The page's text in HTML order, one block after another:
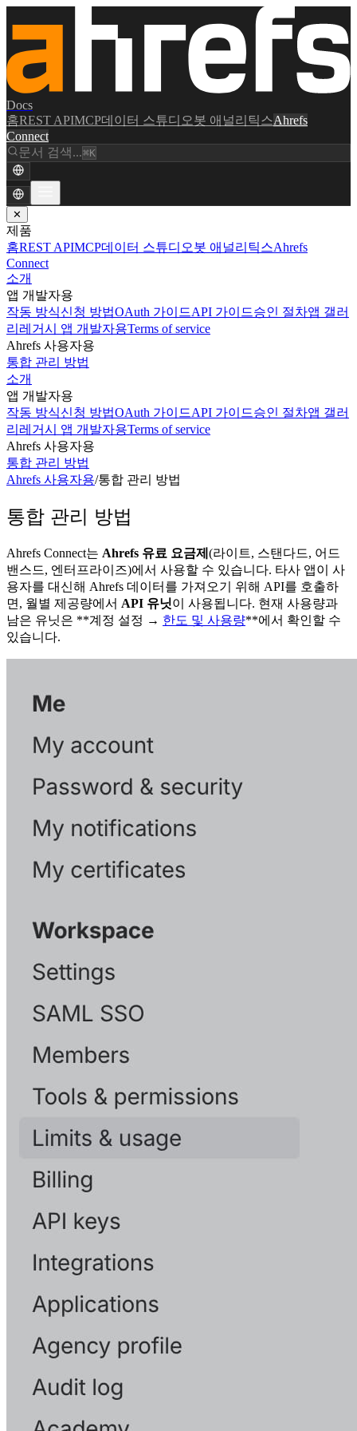
Docs
홈REST APIMCP데이터 스튜디오봇 애널리틱스Ahrefs
Connect
문서 검색...⌘K
✕
제품
홈REST APIMCP데이터 스튜디오봇 애널리틱스Ahrefs
Connect
소개
앱 개발자용
작동 방식신청 방법OAuth 가이드API 가이드승인 절차앱 갤러
리 레거시 앱 개발자용Terms of service
Ahrefs 사용자용
통합 관리 방법
소개
앱 개발자용
작동 방식신청 방법OAuth 가이드API 가이드승인 절차앱 갤러
리 레거시 앱 개발자용Terms of service
Ahrefs 사용자용
통합 관리 방법
Ahrefs 사용자용/통합 관리 방법
통합 관리 방법
Ahrefs Connect는 Ahrefs 유료 요금제 (라이트, 스탠다드, 어드
밴스드, 엔터프라이즈)에서 사용할 수 있습니다. 타사 앱이 사
용자를 대신해 Ahrefs 데이터를 가져오기 위해 API를 호출하
면, 월별 제공량에서 API 유닛이 사용됩니다. 현재 사용량과
남은 유닛은 **계정 설정 → 한도 및 사용량**에서 확인할 수
있습니다.